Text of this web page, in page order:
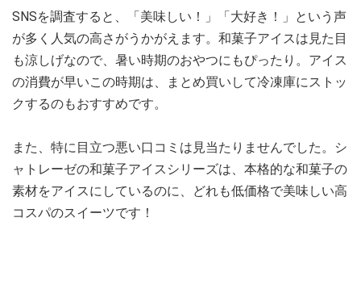
SNSを調査すると、「美味しい！」「大好き！」という声
が多く人気の高さがうかがえます。和菓子アイスは見た目
も涼しげなので、暑い時期のおやつにもぴったり。アイス
の消費が早いこの時期は、まとめ買いして冷凍庫にストッ
クするのもおすすめです。
また、特に目立つ悪い口コミは見当たりませんでした。シ
ャトレーゼの和菓子アイスシリーズは、本格的な和菓子の
素材をアイスにしているのに、どれも低価格で美味しい高
コスパのスイーツです！